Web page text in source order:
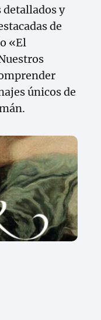
detallados y
de
«El
únicos de